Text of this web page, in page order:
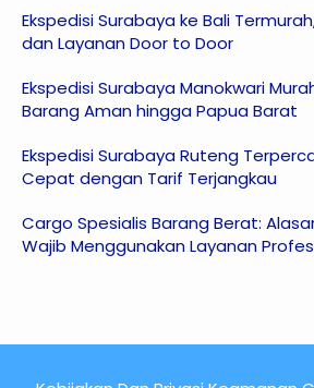
Ekspedisi Surabaya ke Bali
dan Layanan Door to Door
Ekspedisi Surabaya Manokwari
Barang Aman hingga Papua Barat
Ekspedisi Surabaya Ruteng
Cepat dengan Tarif Terjangkau
Cargo Spesialis Barang Berat:
Wajib Menggunakan Layanan